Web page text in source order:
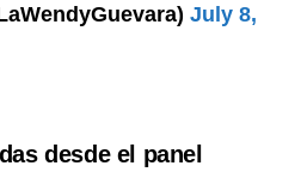
July 8,
desde el panel